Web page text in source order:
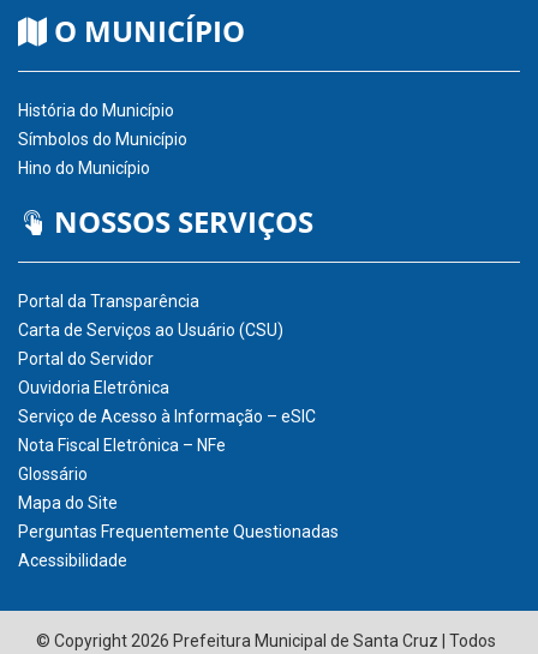
O MUNICÍPIO
História do Município
Símbolos do Município
Hino do Município
NOSSOS SERVIÇOS
Portal da Transparência
Carta de Serviços ao Usuário (CSU)
Portal do Servidor
Ouvidoria Eletrônica
Serviço de Acesso à Informação – eSIC
Nota Fiscal Eletrônica – NFe
Glossário
Mapa do Site
Perguntas Frequentemente Questionadas
Acessibilidade
© Copyright 2026 Prefeitura Municipal de Santa Cruz | Todos